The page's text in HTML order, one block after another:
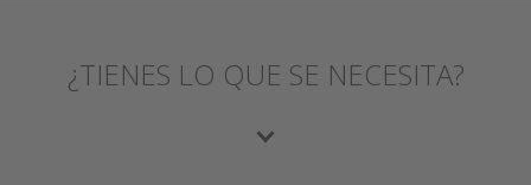
¿TIENES LO QUE SE NECESITA?